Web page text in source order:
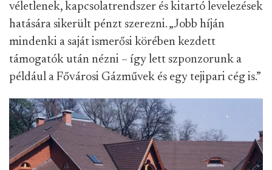
véletlenek, kapcsolatrendszer és kitartó levelezések
hatására sikerült pénzt szerezni. „Jobb híján
mindenki a saját ismerősi körében kezdett
támogatók után nézni – így lett szponzorunk a
például a Fővárosi Gázművek és egy tejipari cég is.”